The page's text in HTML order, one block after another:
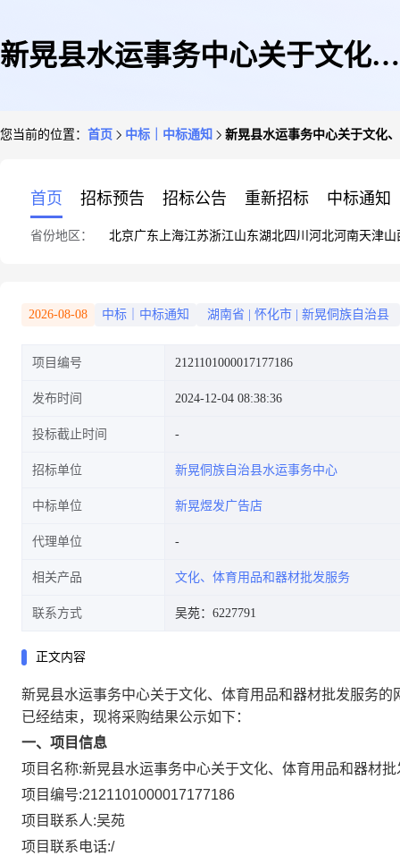
新晃县水运事务中心关于文化、
您当前的位置： 首页 中标｜中标通知 新晃县水运事务中心关于文化
首页 招标预告 招标公告 重新招标 中标通知
省份地区： 北京广东 上海江苏浙江山东湖北四川 河北河南天津山
2026-08-08 中标｜中标通知 湖南省 怀化市 新晃侗族自治县
项目编号 2121101000017177186
发布时间 2024-12-04 08:38:36
投标截止时间
招标单位 新晃侗族自治县水运事务中心
中标单位 新晃煜发广告店
代理单位
相关产品 文化、体育用品和器材批发服务
联系方式 吴苑：6227791
正文内容
新晃县水运事务中心关于文化、体育用品和器材批发服务的
已经结束，现将采购结果公示如下：
一、项目信息
项目名称:新晃县水运事务中心关于文化、体育用品和器材
项目编号:2121101000017177186
项目联系人:吴苑
项目联系电话:/